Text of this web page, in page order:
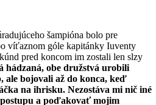
šampióna bolo pre
víťaznom góle kapitánky Iuventy
pred koncom im zostali len slzy
hádzaná, obe družstvá urobili
ale bojovali až do konca, keď
na ihrisku. Nezostáva mi nič iné
a poďakovať mojim